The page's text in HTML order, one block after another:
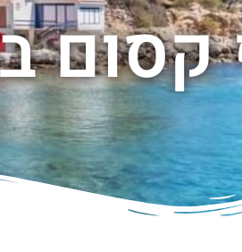
קסום